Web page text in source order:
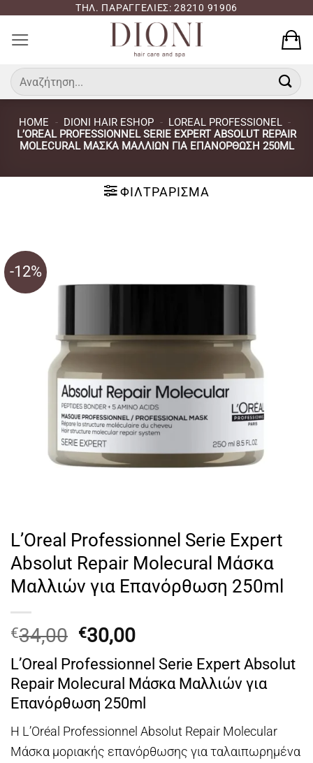
περιεχόμενο
ΤΗΛ. ΠΑΡΑΓΓΕΛΙΕΣ: 28210 91906
Αναζήτηση
για:
HOME - DIONI HAIR ESHOP - LOREAL PROFESSIONEL -
L’OREAL PROFESSIONNEL SERIE EXPERT ABSOLUT REPAIR
MOLECURAL ΜΆΣΚΑ ΜΑΛΛΙΏΝ ΓΙΑ ΕΠΑΝΌΡΘΩΣΗ 250ML
ΦΙΛΤΡΆΡΙΣΜΑ
-12%
L’Oreal Professionnel Serie Expert
Absolut Repair Molecural Μάσκα
Μαλλιών για Επανόρθωση 250ml
€34,00 Original
price
was:
€34,00.
€30,00Η
τρέχουσα
τιμή
είναι:
€30,00.
L’Oreal Professionnel Serie Expert Absolut
Repair Molecural Μάσκα Μαλλιών για
Επανόρθωση 250ml
Η L’Oréal Professionnel Absolut Repair Molecular
Μάσκα μοριακής επανόρθωσης για ταλαιπωρημένα